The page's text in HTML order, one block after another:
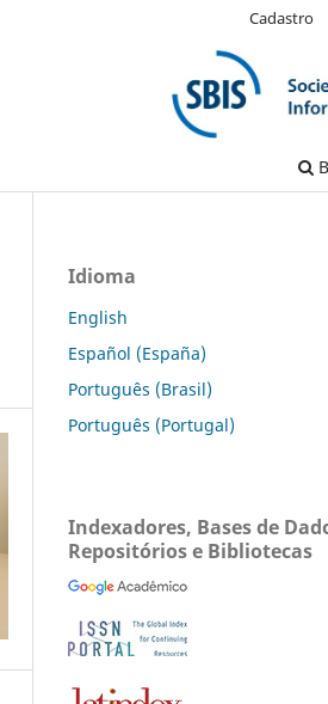
Cadastro
Idioma
English
Español (España)
Português (Brasil)
Português (Portugal)
Indexadores, Bases de
Repositórios e Bibliotecas